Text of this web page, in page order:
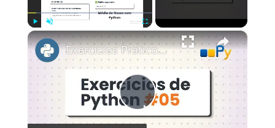
×
Play
Exercícios Práticos de Python #5 | Calcula a Média de Notas usando Python